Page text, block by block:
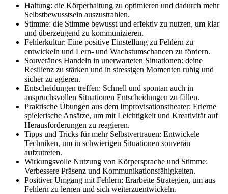
Haltung: die Körperhaltung zu optimieren und dadurch mehr
Selbstbewusstsein auszustrahlen.
Stimme: die Stimme bewusst und effektiv zu nutzen, um klar
und überzeugend zu kommunizieren.
Fehlerkultur: Eine positive Einstellung zu Fehlern zu
entwickeln und Lern- und Wachstumschancen zu fördern.
Souveränes Handeln in unerwarteten Situationen: deine
Resilienz zu stärken und in stressigen Momenten ruhig und
sicher zu agieren.
Entscheidungen treffen: Schnell und spontan auch in
anspruchsvollen Situationen Entscheidungen zu fällen.
Praktische Übungen aus dem Improvisationstheater: Erlerne
spielerische Ansätze, um mit Leichtigkeit und Kreativität auf
Herausforderungen zu reagieren.
Tipps und Tricks für mehr Selbstvertrauen: Entwickele
Techniken, um in schwierigen Situationen souverän
aufzutreten.
Wirkungsvolle Nutzung von Körpersprache und Stimme:
Verbessere Präsenz und Kommunikationsfähigkeiten.
Positiver Umgang mit Fehlern: Erarbeite Strategien, um aus
Fehlern zu lernen und sich weiterzuentwickeln.